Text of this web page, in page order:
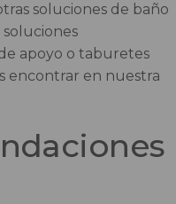
soluciones de baño
soluciones
apoyo o taburetes
encontrar en nuestra